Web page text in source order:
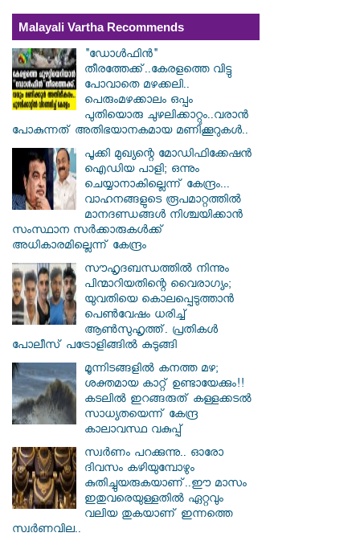
Malayali Vartha Recommends
"ഡോൾഫിൻ"
തീരത്തേക്ക്..കേരളത്തെ വിട്ടു
പോവാതെ മഴക്കലി..
പെരുംമഴക്കാലം ഒപ്പം
പുതിയൊരു ചുഴലിക്കാറ്റും..വരാൻ
പോകുന്നത് അതിഭയാനകമായ മണിക്കൂറുകൾ..
പൂക്കി മുഖ്യന്റെ മോഡിഫിക്കേഷൻ
ഐഡിയ പാളി; ഒന്നും
ചെയ്യാനാകില്ലെന്ന് കേന്ദ്രം...
വാഹനങ്ങളുടെ രൂപമാറ്റത്തില്‍
മാനദണ്ഡങ്ങള്‍ നിശ്ചയിക്കാന്‍
സംസ്ഥാന സര്‍ക്കാരുകള്‍ക്ക്
അധികാരമില്ലെന്ന് കേന്ദ്രം
സൗഹൃദബന്ധത്തില്‍ നിന്നും
പിന്മാറിയതിന്റെ വൈരാഗ്യം;
യുവതിയെ കൊലപ്പെടുത്താന്‍
പെണ്‍വേഷം ധരിച്ച്
ആൺസുഹൃത്ത്. പ്രതികൾ
പോലീസ് പട്രോളിങ്ങിൽ കുടുങ്ങി
മൂന്നിടങ്ങളിൽ കനത്ത മഴ;
ശക്തമായ കാറ്റ് ഉണ്ടായേക്കും!!
കടലിൽ ഇറങ്ങരുത് കള്ളക്കടൽ
സാധ്യതയെന്ന് കേന്ദ്ര
കാലാവസ്ഥ വകുപ്പ്
സ്വര്‍ണം പറക്കുന്നു.. ഓരോ
ദിവസം കഴിയുമ്പോഴും
കുതിച്ചുയരുകയാണ്..ഈ മാസം
ഇതുവരെയുള്ളതിൽ ഏറ്റവും
വലിയ തുകയാണ് ഇന്നത്തെ
സ്വർണവില..